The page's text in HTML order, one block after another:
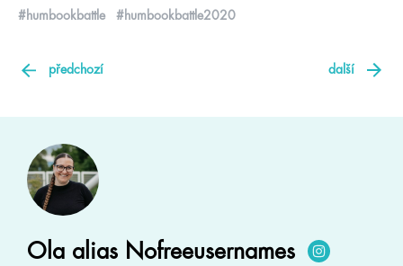
#humbookbattle #humbookbattle2020
předchozí další
Ola alias Nofreeusernames